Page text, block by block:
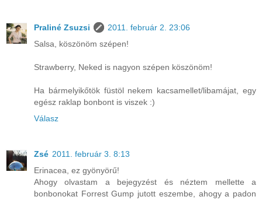
Praliné Zsuzsi
2011. február 2. 23:06
Salsa, köszönöm szépen!
Strawberry, Neked is nagyon szépen köszönöm!
Ha bármelyikőtök füstöl nekem kacsamellet/libamájat, egy
egész raklap bonbont is viszek :)
Válasz
Zsé 2011. február 3. 8:13
Erinacea, ez gyönyörű!
Ahogy olvastam a bejegyzést és néztem mellette a
bonbonokat Forrest Gump jutott eszembe, ahogy a padon